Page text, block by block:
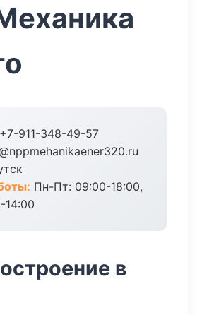
+7-911-348-49-57
Пн-Пт: 09:00-18:00,
14:00
в